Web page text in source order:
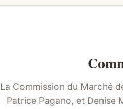
La Commission du Marché
Patrice Pagano, et Denise